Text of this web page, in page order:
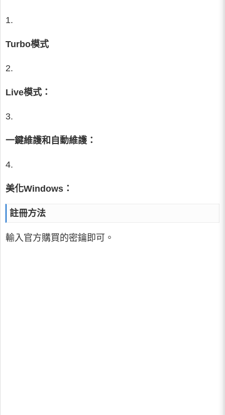
1.
Turbo模式
2.
Live模式：
3.
一鍵維護和自動維護：
4.
美化Windows：
註冊方法
輸入官方購買的密鑰即可。